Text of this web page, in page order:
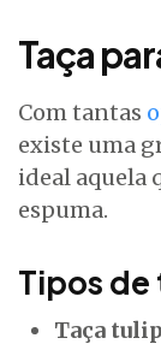
Taça
Com tantas
existe uma
ideal aquela
espuma.
Tipos de
Taça